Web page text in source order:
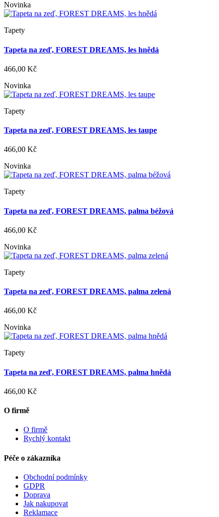
Novinka
Tapety
Tapeta na zeď, FOREST DREAMS, les hnědá
466,00 Kč
Novinka
Tapety
Tapeta na zeď, FOREST DREAMS, les taupe
466,00 Kč
Novinka
Tapety
Tapeta na zeď, FOREST DREAMS, palma béžová
466,00 Kč
Novinka
Tapety
Tapeta na zeď, FOREST DREAMS, palma zelená
466,00 Kč
Novinka
Tapety
Tapeta na zeď, FOREST DREAMS, palma hnědá
466,00 Kč
O firmě
O firmě
Rychlý kontakt
Péče o zákazníka
Obchodní podmínky
GDPR
Doprava
Jak nakupovat
Reklamace